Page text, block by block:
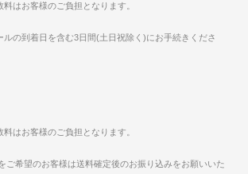
はお客様のご負担となります。
の到着日を含む3日間(土日祝除く)にお手続きくださ
はお客様のご負担となります。
ご希望のお客様は送料確定後のお振り込みをお願いいた